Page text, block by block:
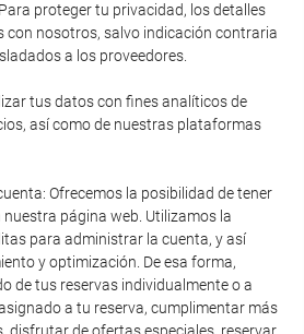
proteger tu privacidad, los detalles
con nosotros, salvo indicación contraria
a los proveedores.
tus datos con fines analíticos de
así como de nuestras plataformas
Ofrecemos la posibilidad de tener
página web. Utilizamos la
para administrar la cuenta, y así
y optimización. De esa forma,
de tus reservas individualmente o a
a tu reserva, cumplimentar más